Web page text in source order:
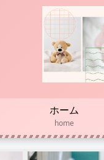
ホーム
home